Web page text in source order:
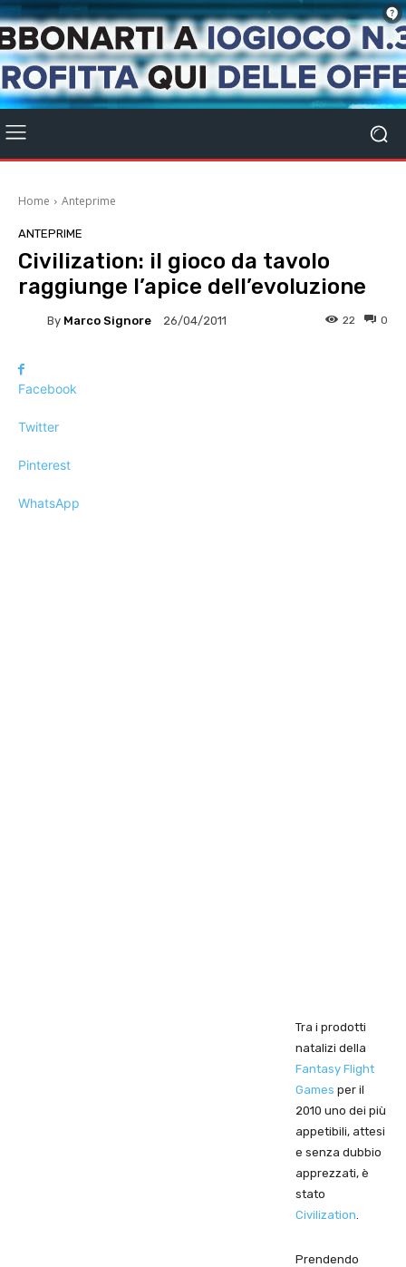
Home Anteprime
ANTEPRIME
Civilization: il gioco da tavolo
raggiunge l’apice dell’evoluzione
By Marco Signore 26/04/2011 0
22
Facebook
Twitter
Pinterest
WhatsApp
Tra i prodotti
natalizi della
Fantasy Flight
Games per il
2010 uno dei più
appetibili, attesi
e senza dubbio
apprezzati, è
stato
Civilization
Prendendo